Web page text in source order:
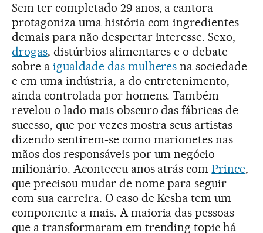
Sem ter completado 29 anos, a cantora
protagoniza uma história com ingredientes
demais para não despertar interesse. Sexo,
drogas, distúrbios alimentares e o debate
sobre a igualdade das mulheres na sociedade
e em uma indústria, a do entretenimento,
ainda controlada por homens. Também
revelou o lado mais obscuro das fábricas de
sucesso, que por vezes mostra seus artistas
dizendo sentirem-se como marionetes nas
mãos dos responsáveis por um negócio
milionário. Aconteceu anos atrás comPrince,
que precisou mudar de nome para seguir
com sua carreira. O caso de Kesha tem um
componente a mais. A maioria das pessoas
que a transformaram em trending topic há